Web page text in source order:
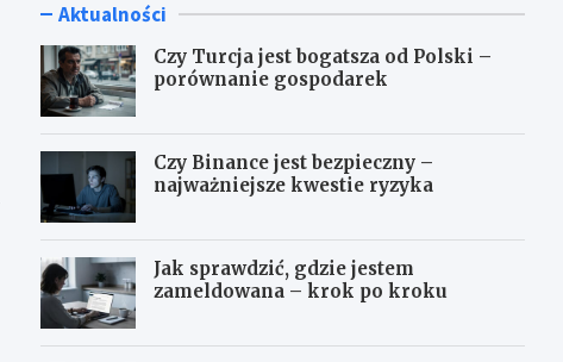
Aktualności
Czy Turcja jest bogatsza od Polski –
porównanie gospodarek
Czy Binance jest bezpieczny –
najważniejsze kwestie ryzyka
Jak sprawdzić, gdzie jestem
zameldowana – krok po kroku